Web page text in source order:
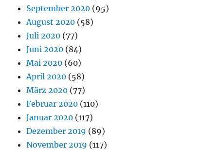
September 2020 (95)
August 2020 (58)
Juli 2020 (77)
Juni 2020 (84)
Mai 2020 (60)
April 2020 (58)
März 2020 (77)
Februar 2020 (110)
Januar 2020 (117)
Dezember 2019 (89)
November 2019 (117)